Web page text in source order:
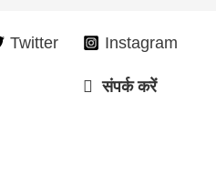
Twitter Instagram
संपर्क करें